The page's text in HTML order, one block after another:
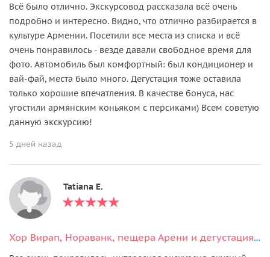
Всё было отлично. Экскурсовод рассказала всё очень
подробно и интересно. Видно, что отлично разбирается в
культуре Армении. Посетили все места из списка и всё
очень понравилось - везде давали свободное время для
фото. Автомобиль был комфортный: был кондиционер и
вай-фай, места было много. Дегустация тоже оставила
только хорошие впечатления. В качестве бонуса, нас
угостили армянским коньяком с персиками) Всем советую
данную экскурсию!
5 дней назад
Tatiana E.
Хор Вирап, Нораванк, пещера Арени и дегустация вин